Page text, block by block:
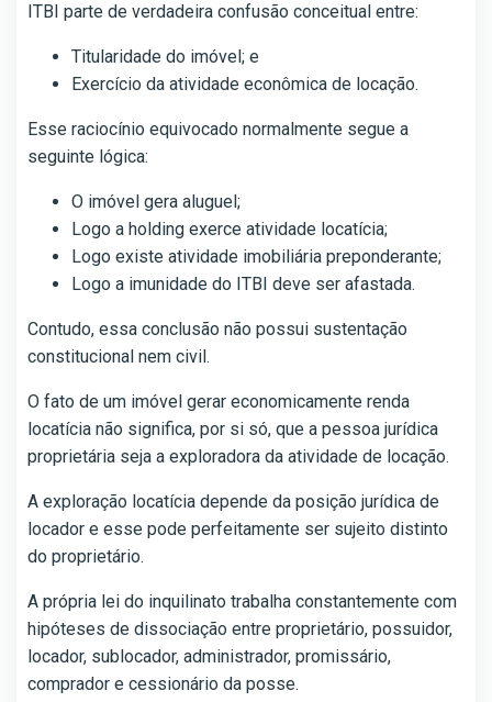
ITBI parte de verdadeira confusão conceitual entre:
Titularidade do imóvel; e
Exercício da atividade econômica de locação.
Esse raciocínio equivocado normalmente segue a
seguinte lógica:
O imóvel gera aluguel;
Logo a holding exerce atividade locatícia;
Logo existe atividade imobiliária preponderante;
Logo a imunidade do ITBI deve ser afastada.
Contudo, essa conclusão não possui sustentação
constitucional nem civil.
O fato de um imóvel gerar economicamente renda
locatícia não significa, por si só, que a pessoa jurídica
proprietária seja a exploradora da atividade de locação.
A exploração locatícia depende da posição jurídica de
locador e esse pode perfeitamente ser sujeito distinto
do proprietário.
A própria lei do inquilinato trabalha constantemente com
hipóteses de dissociação entre proprietário, possuidor,
locador, sublocador, administrador, promissário,
comprador e cessionário da posse.